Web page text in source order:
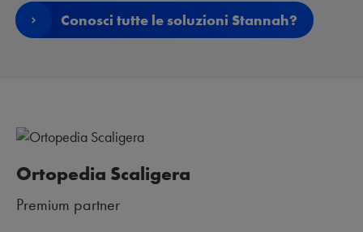
Conosci tutte le soluzioni Stannah?
Ortopedia Scaligera
Premium partner